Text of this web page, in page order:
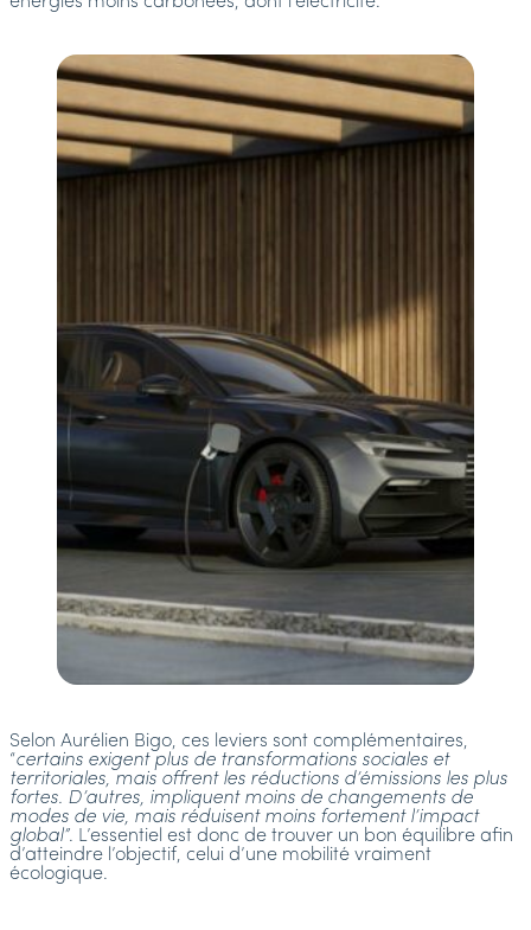
Selon Aurélien Bigo, ces leviers sont complémentaires,
“certains exigent plus de transformations sociales et
territoriales, mais offrent les réductions d’émissions les plus
fortes. D’autres, impliquent moins de changements de
modes de vie, mais réduisent moins fortement l’impact
global”. L’essentiel est donc de trouver un bon équilibre afin
d’atteindre l’objectif, celui d’une mobilité vraiment
écologique.